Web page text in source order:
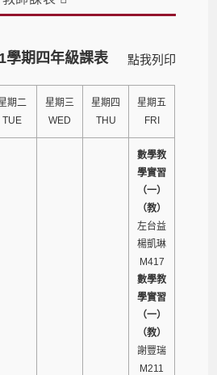
點我列印
學期四年級課表
期二
TUE
星期三
WED
星期四
THU
星期五
FRI
數學教
學實習
（一）
（教）
左台益
楊凱琳
M417
數學教
學實習
（一）
（教）
謝豐瑞
M211